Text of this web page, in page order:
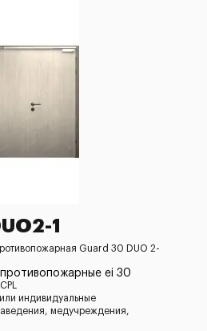
1
Guard 30 DUO 2-
ei 30
индивидуальные
медучреждения,